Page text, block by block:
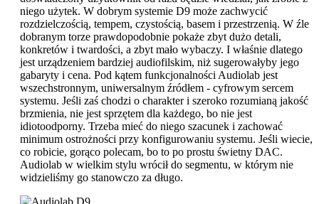
niego użytek. W dobrym systemie D9 może zachwycić
rozdzielczością, tempem, czystością, basem i przestrzenią. W źle
dobranym torze prawdopodobnie pokaże zbyt dużo detali,
konkretów i twardości, a zbyt mało wybaczy. I właśnie dlatego
jest urządzeniem bardziej audiofilskim, niż sugerowałyby jego
gabaryty i cena. Pod kątem funkcjonalności Audiolab jest
wszechstronnym, uniwersalnym źródłem - cyfrowym sercem
systemu. Jeśli zaś chodzi o charakter i szeroko rozumianą jakość
brzmienia, nie jest sprzętem dla każdego, bo nie jest
idiotoodporny. Trzeba mieć do niego szacunek i zachować
minimum ostrożności przy konfigurowaniu systemu. Jeśli wiecie,
co robicie, gorąco polecam, bo to po prostu świetny DAC.
Audiolab w wielkim stylu wrócił do segmentu, w którym nie
widzieliśmy go stanowczo za długo.